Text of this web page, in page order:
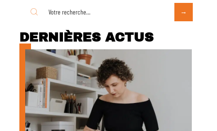
DERNIÈRES ACTUS